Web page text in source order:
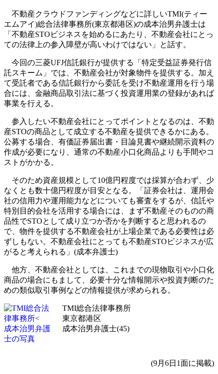
不動産クラウドファンディングなどに詳しいTMI(ティー
エムアイ)総合法律事務所(東京都港区)の成本治男弁護士は
「不動産STOビジネスを始めるにあたり、不動産会社にとっ
ての法律上の参入障壁が高いわけではない」と話す。
今回の三菱UFJ信託銀行が提供する「特定受益証券発行信
託スキーム」では、不動産会社が対象物件を提供する。加え
て受託者である信託銀行から委託を受け不動産運用を行う場
合には、金融商品取引法に基づく投資運用業の登録があれば
事業を行える。
参入したい不動産会社にとってポイントとなるのは、不動
産STOの商品として成立する不動産を提供できるかにある。
公募する場合、有価証券届出書・目論見書や継続開示資料の
作成が必要になり、通常の不動産小口化商品よりも手間やコ
ストがかかる。
そのため資産規模として10億円程度では採算が合わず、少
なくとも数十億円程度が目安となる。「証券会社は、運用会
社の信用力や運用能力などについても審査をするが、信託や
特別目的会社を活用する場合には、まず不動産そのものの商
品性でSTOとして成り立つか否かを判断すると思われるの
で、物件を提供する不動産会社が上場企業である必要性は必
ずしもない。不動産会社にとっても不動産STOビジネスが広
がると考えられる」(成本弁護士)
他方、不動産会社としては、これまでの現物取引や小口化
商品の場合にもまして、必要十分な情報開示や投資判断のた
めの類似取引事例などの情報提供が求められる。
TMI総合法律事務所
東京都港区
成本治男弁護士(45)
(9月6日1面に掲載)